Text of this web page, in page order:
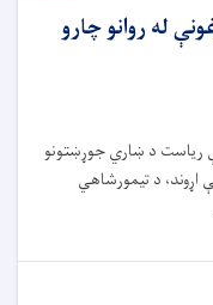
له روانو چارو
ریاست د ښاري جوړښتونو
د تیمورشاهي